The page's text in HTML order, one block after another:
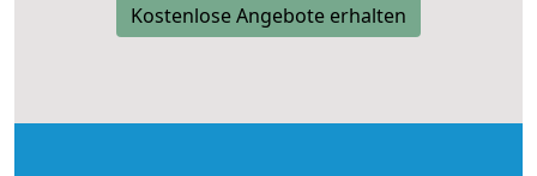
Kostenlose Angebote erhalten